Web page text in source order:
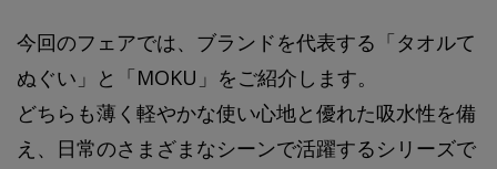
今回のフェアでは、ブランドを代表する「タオルて
ぬぐい」と「MOKU」をご紹介します。
どちらも薄く軽やかな使い心地と優れた吸水性を備
え、日常のさまざまなシーンで活躍するシリーズで